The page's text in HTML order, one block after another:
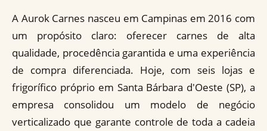
A Aurok Carnes nasceu em Campinas em 2016 com
um propósito claro: oferecer carnes de alta
qualidade, procedência garantida e uma experiência
de compra diferenciada. Hoje, com seis lojas e
frigorífico próprio em Santa Bárbara d'Oeste (SP), a
empresa consolidou um modelo de negócio
verticalizado que garante controle de toda a cadeia